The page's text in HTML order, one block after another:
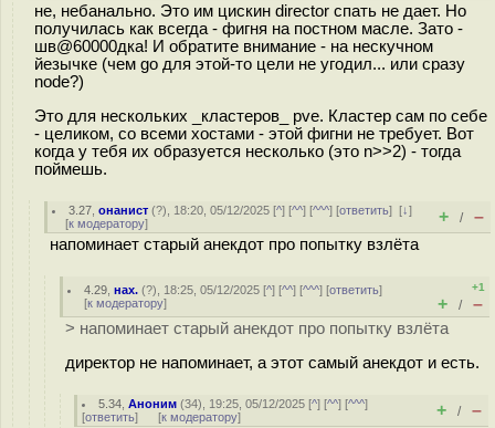
не, небанально. Это им цискин director спать не дает. Но
получилась как всегда - фигня на постном масле. Зато -
шв@60000дка! И обратите внимание - на нескучном
йезычке (чем go для этой-то цели не угодил... или сразу
node?)
Это для нескольких _кластеров_ pve. Кластер сам по себе
- целиком, со всеми хостами - этой фигни не требует. Вот
когда у тебя их образуется несколько (это n>>2) - тогда
поймешь.
3.27 ,онанист (?), 18:20, 05/12/2025 [^] [^^] [^^^] [ответить][↓]
[к модератору] + / –
напоминает старый анекдот про попытку взлёта
4.29 ,нах. (?), 18:25, 05/12/2025 [^] [^^] [^^^] [ответить]
[к модератору]
+1
+ / –
> напоминает старый анекдот про попытку взлёта
директор не напоминает, а этот самый анекдот и есть.
5.34 ,Аноним (34), 19:25, 05/12/2025 [^] [^^] [^^^]
[ответить] [к модератору] + / –